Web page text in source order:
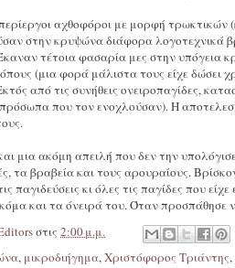
αχθοφόροι με μορφή
στην κρυψώνα διάφορα λογοτεχνικά
τέτοια φασαρία μες στην υπόγεια
(μια φορά μάλιστα τους είχε δώσει
από τις συνήθεις ονειροπαγίδες,
που τον ενοχλούσαν). Η
μια ακόμη απειλή που δεν την
τα βραβεία και τους αρουραίους.
παγιδεύσεις κι όλες τις παγίδες που
και τα όνειρά του. Όταν
στις 2:00 μ.μ.
, μικροδιήγημα,Χριστόφορος Τριάντης,